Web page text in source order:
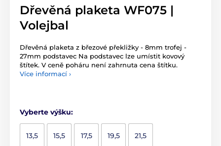
Dřevěná plaketa WF075 |
Volejbal
Dřevěná plaketa z březové překližky - 8mm trofej -
27mm podstavec Na podstavec lze umístit kovový
štítek. V ceně poháru není zahrnuta cena štítku.
Více informací ›
Vyberte výšku:
13,5 15,5 17,5 19,5 21,5